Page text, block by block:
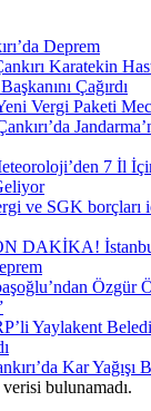
Deprem
Karatekin
Çağırdı
Vergi Paketi
7 İl
ve SGK borçları
DAKİKA!
Özgür
Yaylakent
Kar Yağışı
bulunamadı.